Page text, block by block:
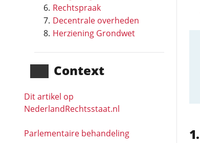
Rechtspraak
Decentrale overheden
Herziening Grondwet
Context
Dit artikel op
NederlandRechts­staat.nl
Parlementaire behandeling